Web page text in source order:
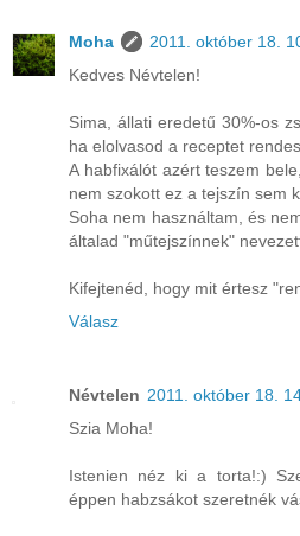
Moha
2011. október 18.
Kedves Névtelen!
Sima, állati eredetű 30%-os
ha elolvasod a receptet
A habfixálót azért teszem
nem szokott ez a tejszín sem
Soha nem használtam, és
általad "műtejszínnek"
Kifejtenéd, hogy mit értesz
Válasz
Névtelen 2011. október 18.
Szia Moha!
Istenien néz ki a torta!:)
éppen habzsákot szeretnék